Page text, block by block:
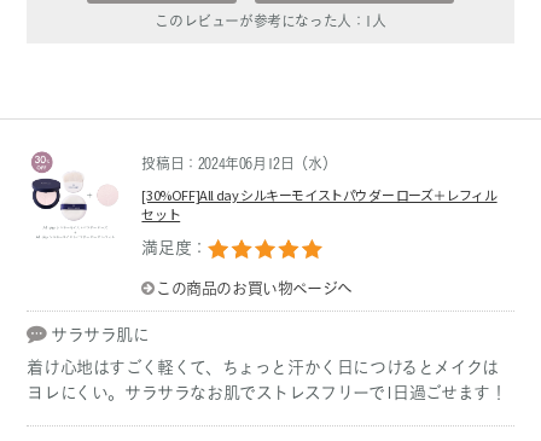
このレビューが参考になった人： 1 人
投稿日：2024年06月12日（水）
[30%OFF]All day シルキーモイストパウダー ローズ＋レフィル
セット
満足度：
この商品のお買い物ページへ
サラサラ肌に
着け心地はすごく軽くて、ちょっと汗かく日につけるとメイクは
ヨレにくい。サラサラなお肌でストレスフリーで1日過ごせます！